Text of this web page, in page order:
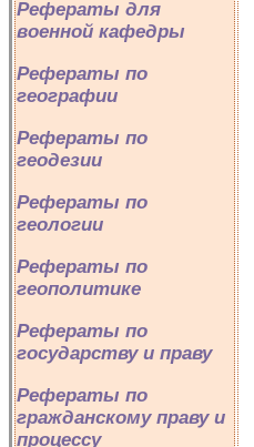
Рефераты для
военной кафедры
Рефераты по
географии
Рефераты по
геодезии
Рефераты по
геологии
Рефераты по
геополитике
Рефераты по
государству и праву
Рефераты по
гражданскому праву и
процессу